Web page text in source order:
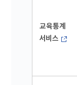
교육통계
서비스